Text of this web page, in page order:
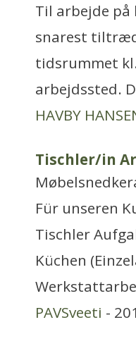
Til arbejde
snarest
tidsrummet
arbejdssted.
HAVBY
Tischler/in
Für unseren
Tischler
Küchen
PAVSveeti -